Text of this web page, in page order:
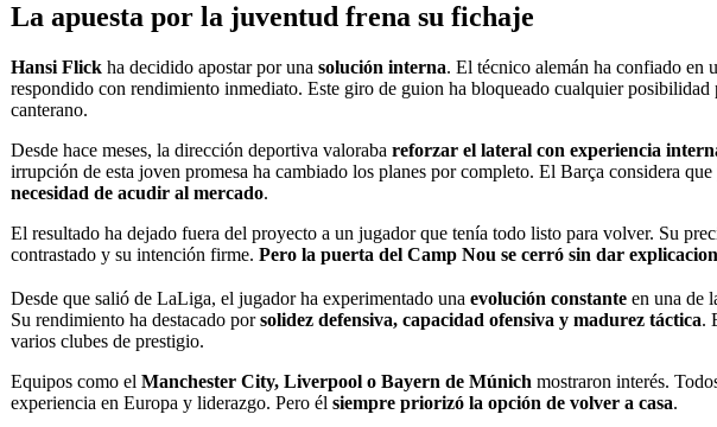
La apuesta por la juventud frena su fichaje
Hansi Flick ha decidido apostar por una solución interna. El técnico alemán ha confiado en
respondido con rendimiento inmediato. Este giro de guion ha bloqueado cualquier posibilidad
canterano.
Desde hace meses, la dirección deportiva valoraba reforzar el lateral con experiencia
irrupción de esta joven promesa ha cambiado los planes por completo. El Barça considera
necesidad de acudir al mercado.
El resultado ha dejado fuera del proyecto a un jugador que tenía todo listo para volver. Su
contrastado y su intención firme. Pero la puerta del Camp Nou se cerró sin dar
Desde que salió de LaLiga, el jugador ha experimentado una evolución constante en una de
Su rendimiento ha destacado porsolidez defensiva, capacidad ofensiva y madurez táctica.
varios clubes de prestigio.
Equipos como el Manchester City, Liverpool o Bayern de Múnich mostraron interés.
experiencia en Europa y liderazgo. Pero él siempre priorizó la opción de volver a casa.